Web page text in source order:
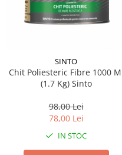
20W-50
20W-60
Ulei transmisie
Uleiuri hidraulice
Pipe si fise bujii
Incarcatoar acumulator
Incarcatoare acumulator
Oglinzi moto
SINTO
Chit Poliesteric Fibre 1000
(1.7 Kg) Sinto
98,00 Lei
78,00 Lei
IN STOC